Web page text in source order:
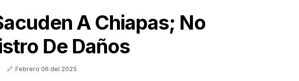
A Chiapas; No
De Daños
Febrero 06 del 2025